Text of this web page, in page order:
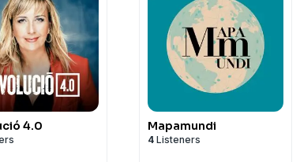
4.0 Mapamundi
4 Listeners